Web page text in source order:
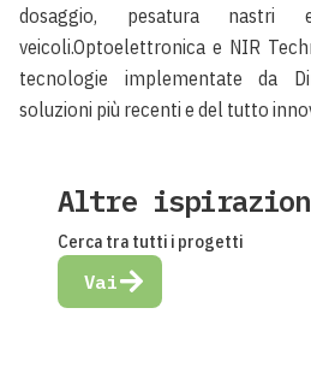
dosaggio, pesatura
veicoli.Optoelettronica e NIR
tecnologie implementate da
soluzioni più recenti e del tutto
Altre
Cerca tra tutti i progetti
Vai